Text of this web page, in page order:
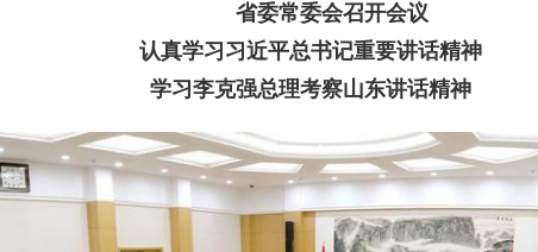
省委常委会召开会议
认真学习习近平总书记重要讲话精神
学习李克强总理考察山东讲话精神